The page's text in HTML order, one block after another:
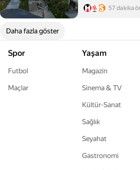
57 dakika
Daha fazla göster
Spor
Futbol
Maçlar
Yaşam
Magazin
Sinema & TV
Kültür-Sanat
Sağlık
Seyahat
Gastronomi